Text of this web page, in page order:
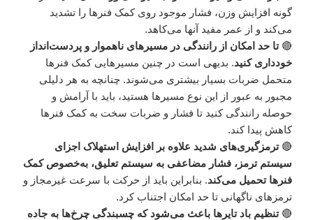
گونه افزایش وزن، فشار موجود روی کمک فنرها را تشدید
می‌کند و از عمر مفید آنها می‌کاهد.
🔴تا حد امکان از رانندگی در مسیرهای ناهموار و پردست‌انداز
خودداری کنید. بدیهی است در چنین مسیرهایی کمک فنرها
متحمل ضربات بسیار بیشتری می‌شوند. چنانچه به هر دلیلی
مجبور به عبور از این نوع مسیرها هستید، باید با آرامش و
حوصله رانندگی کنید تا فشار و ضربات سخت به کمک فنرها
کاهش پیدا کند.
🔴ترمزگیری‌های شدید علاوه بر افزایش استهلاک اجزای
سیستم ترمز، فشار مضاعفی به سیستم تعلیق، به‌خصوص کمک
فنرها تحمیل می‌کند. بنابراین باید از حرکت با سرعت غیرمجاز و
ترمزهای ناگهانی تا حد امکان اجتناب کرد.
🔴تنظیم باد تایرها باعث می‌شود که چسبندگی چرخ‌ها به جاده